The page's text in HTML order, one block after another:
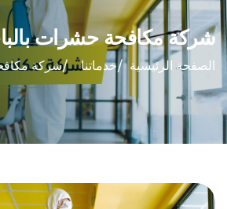
شركة مكافحة حشرات
الصفحة الرئيسية خدماتنا شركة